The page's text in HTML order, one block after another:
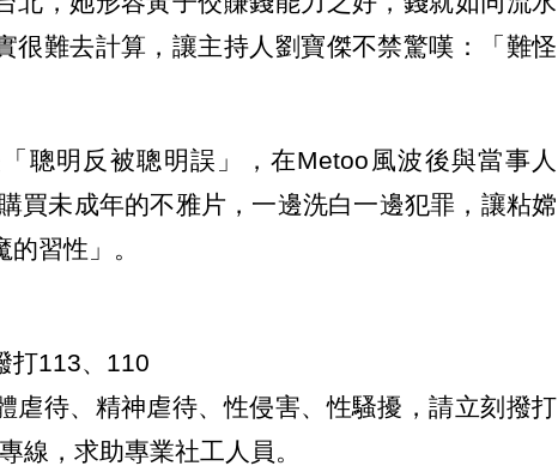
很難去計算，讓主持人劉寶傑不禁驚嘆：「難怪
聰明反被聰明誤」，在Metoo風波後與當事人
買未成年的不雅片，一邊洗白一邊犯罪，讓粘嫦
習性」。
打113、110
虐待、精神虐待、性侵害、性騷擾，請立刻撥打
線，求助專業社工人員。